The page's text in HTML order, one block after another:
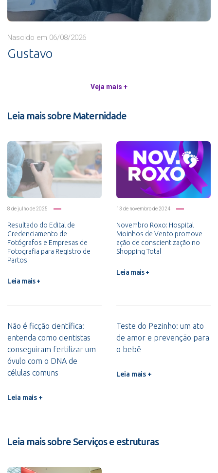
Nascido em 06/08/2026
Gustavo
Veja mais +
Leia mais sobre Maternidade
8 de julho de 2025
Resultado do Edital de
Credenciamento de
Fotógrafos e Empresas de
Fotografia para Registro de
Partos
Leia mais +
13 de novembro de 2024
Novembro Roxo: Hospital
Moinhos de Vento promove
ação de conscientização no
Shopping Total
Leia mais +
Não é ficção científica:
entenda como cientistas
conseguiram fertilizar um
óvulo com o DNA de
células comuns
Leia mais +
Teste do Pezinho: um ato
de amor e prevenção para
o bebê
Leia mais +
Leia mais sobre Serviços e estruturas